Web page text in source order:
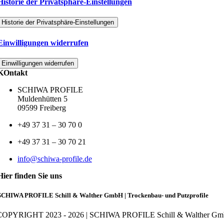
der Privatsphäre-Einstellungen
Historie der Privatsphäre-Einstellungen
widerrufen
Einwilligungen widerrufen
SCHIWA PROFILE
Muldenhütten 5
09599 Freiberg
+49 37 31 – 30 70 0
+49 37 31 – 30 70 21
info@schiwa-profile.de
finden Sie uns
PROFILE Schill & Walther GmbH | Trockenbau- und Putzprofile
2023 - 2026 | SCHIWA PROFILE Schill & Walther